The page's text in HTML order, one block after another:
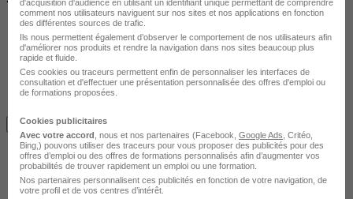
Je m'informe gratuitement
d'acquisition d'audience en utilisant un identifiant unique permettant de comprendre
comment nos utilisateurs naviguent sur nos sites et nos applications en fonction
des différentes sources de trafic.
Ils nous permettent également d’observer le comportement de nos utilisateurs afin
d'améliorer nos produits et rendre la navigation dans nos sites beaucoup plus
rapide et fluide.
Ces cookies ou traceurs permettent enfin de personnaliser les interfaces de
consultation et d'effectuer une présentation personnalisée des offres d'emploi ou
de formations proposées.
Cookies publicitaires
Avec votre accord , nous et nos partenaires (Facebook, Google Ads , Critéo,
Bing,) pouvons utiliser des traceurs pour vous proposer des publicités pour des
offres d’emploi ou des offres de formations personnalisés afin d’augmenter vos
probabilités de trouver rapidement un emploi ou une formation.
Nos partenaires personnalisent ces publicités en fonction de votre navigation, de
votre profil et de vos centres d’intérêt.